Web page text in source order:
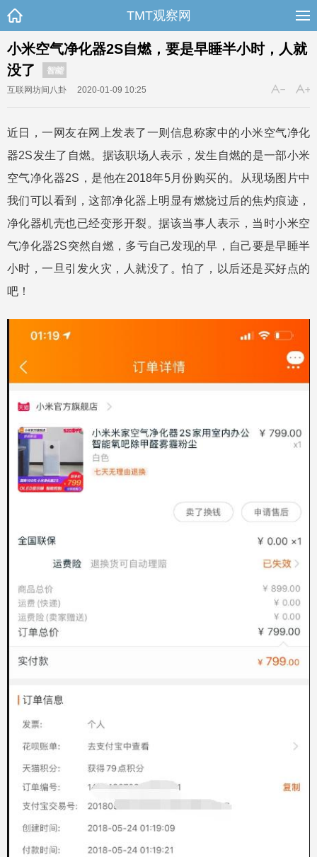
TMT观察网
小米空气净化器2S自燃，要是早睡半小时，人就
没了
智能
互联网坊间八卦 2020-01-09 10:25
近日，一网友在网上发表了一则信息称家中的小米空气净化
器2S发生了自燃。据该职场人表示，发生自燃的是一部小米
空气净化器2S，是他在2018年5月份购买的。从现场图片中
我们可以看到，这部净化器上明显有燃烧过后的焦灼痕迹，
净化器机壳也已经变形开裂。据该当事人表示，当时小米空
气净化器2S突然自燃，多亏自己发现的早，自己要是早睡半
小时，一旦引发火灾，人就没了。怕了，以后还是买好点的
吧！